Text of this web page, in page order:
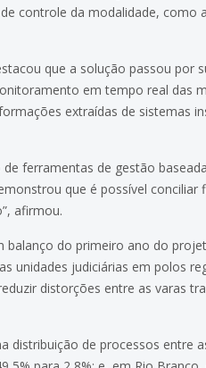
controle da modalidade, como
que a solução passou por
em tempo real das
extraídas de sistemas
ferramentas de gestão
que é possível conciliar
afirmou.
balanço do primeiro ano do
unidades judiciárias em polos
distorções entre as varas
distribuição de processos entre